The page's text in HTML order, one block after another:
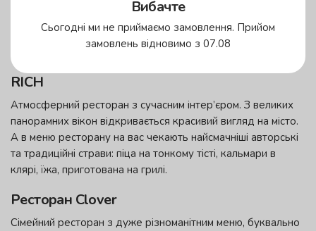
європейської, української, японської кухні. У винній карті
на вас чекає величезний вибір вин з Чилі, Франції, Іспанії. А
якщо ви відвідуєте ресторан з дітьми, для них тут є
спеціальне меню та смачні десерти.
RICH
Атмосферний ресторан з сучасним інтер’єром. З великих
панорамних вікон відкривається красивий вигляд на місто.
А в меню ресторану на вас чекають найсмачніші авторські
та традиційні страви: піца на тонкому тісті, кальмари в
клярі, їжа, приготована на грилі.
Ресторан Clover
Сімейний ресторан з дуже різноманітним меню, буквально
Вибачте
Сьогодні ми не приймаємо замовлення. Прийом
замовлень відновимо з 07.08